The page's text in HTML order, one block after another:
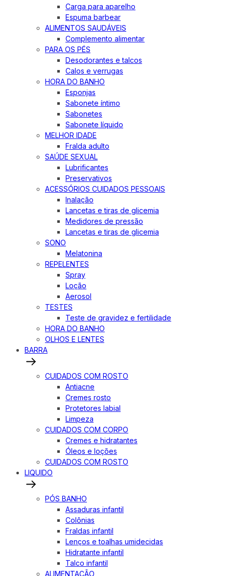
Carga para aparelho
Espuma barbear
ALIMENTOS SAUDÁVEIS
Complemento alimentar
PARA OS PÉS
Desodorantes e talcos
Calos e verrugas
HORA DO BANHO
Esponjas
Sabonete íntimo
Sabonetes
Sabonete líquido
MELHOR IDADE
Fralda adulto
SAÚDE SEXUAL
Lubrificantes
Preservativos
ACESSÓRIOS CUIDADOS PESSOAIS
Inalação
Lancetas e tiras de glicemia
Medidores de pressão
Lancetas e tiras de glicemia
SONO
Melatonina
REPELENTES
Spray
Loção
Aerosol
TESTES
Teste de gravidez e fertilidade
HORA DO BANHO
OLHOS E LENTES
BARRA
CUIDADOS COM ROSTO
Antiacne
Cremes rosto
Protetores labial
Limpeza
CUIDADOS COM CORPO
Cremes e hidratantes
Óleos e loções
CUIDADOS COM ROSTO
LIQUIDO
PÓS BANHO
Assaduras infantil
Colônias
Fraldas infantil
Lenços e toalhas umidecidas
Hidratante infantil
Talco infantil
ALIMENTAÇÃO